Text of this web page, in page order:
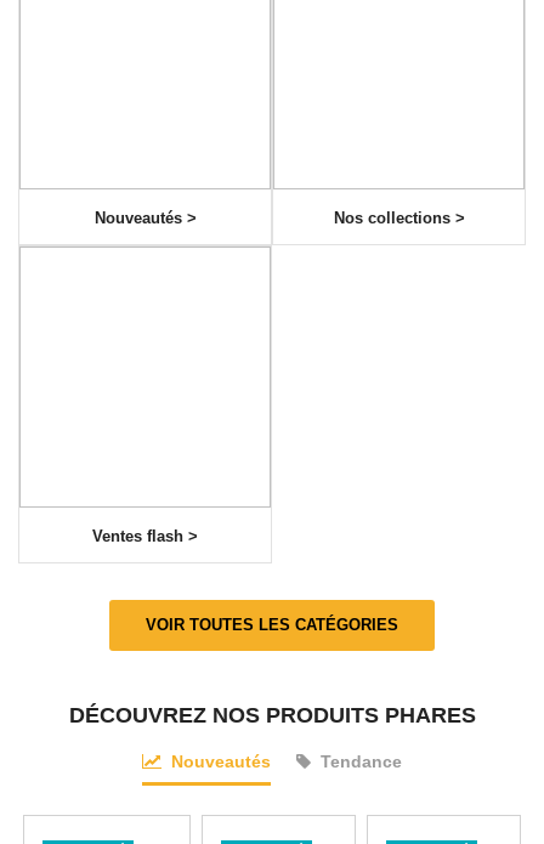
Nouveautés > Nos collections >
Ventes flash >
VOIR TOUTES LES CATÉGORIES
DÉCOUVREZ NOS PRODUITS PHARES
Nouveautés Tendance